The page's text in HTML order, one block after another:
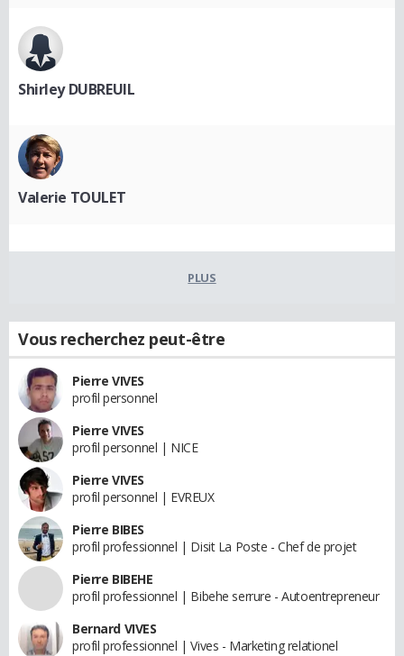
Shirley DUBREUIL
Valerie TOULET
PLUS
Vous recherchez peut-être
Pierre VIVES
profil personnel
Pierre VIVES
profil personnel | NICE
Pierre VIVES
profil personnel | EVREUX
Pierre BIBES
profil professionnel | Disit La Poste - Chef de projet
Pierre BIBEHE
profil professionnel | Bibehe serrure - Autoentrepreneur
Bernard VIVES
profil professionnel | Vives - Marketing relationel